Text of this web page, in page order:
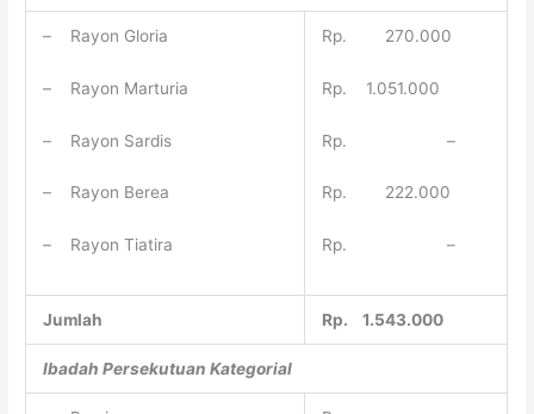
– Rayon Gloria
– Rayon Marturia
– Rayon Sardis
– Rayon Berea
– Rayon Tiatira
Rp. 270.000
Rp. 1.051.000
Rp. –
Rp. 222.000
Rp. –
Jumlah Rp. 1.543.000
Ibadah Persekutuan Kategorial